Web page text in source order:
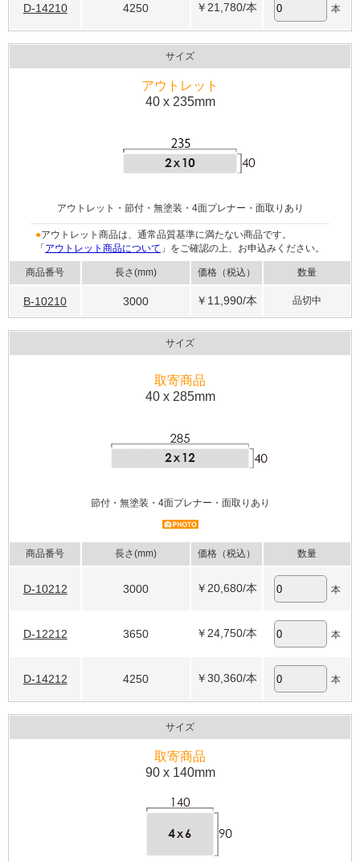
D-14210 4250 ￥21,780/本 本
サイズ
アウトレット
40 x 235mm
アウトレット・節付・無塗装・4面プレナー・面取りあり
●アウトレット商品は、通常品質基準に満たない商品です。
「 アウトレット商品について 」をご確認の上、お申込みください。
商品番号 長さ(mm) 価格（税込） 数量
B-10210 3000 ￥11,990/本 品切中
サイズ
取寄商品
40 x 285mm
節付・無塗装・4面プレナー・面取りあり
商品番号 長さ(mm) 価格（税込） 数量
D-10212 3000 ￥20,680/本 本
D-12212 3650 ￥24,750/本 本
D-14212 4250 ￥30,360/本 本
サイズ
取寄商品
90 x 140mm